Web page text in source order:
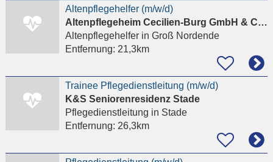
Altenpflegehelfer (m/w/d)
Altenpflegeheim Cecilien-Burg GmbH & Co. KG
Altenpflegehelferin Groß Nordende
Entfernung: 21,3km
Trainee Pflegedienstleitung (m/w/d)
K&S Seniorenresidenz Stade
Pflegedienstleitung in Stade
Entfernung: 26,3km